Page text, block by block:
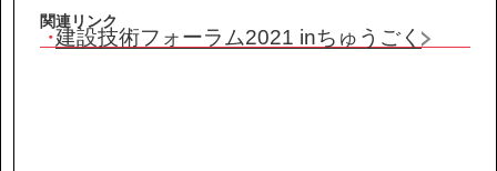
ニュース
関連リンク
建設技術フォーラム2021 inちゅうごく